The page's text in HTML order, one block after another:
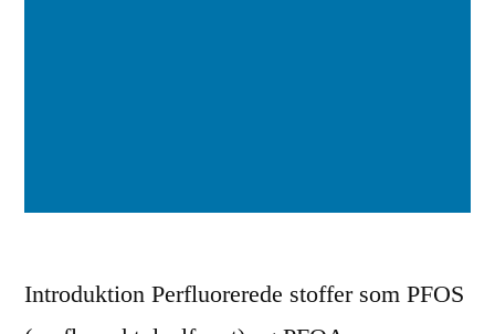
i
h
Introduktion Perfluorerede stoffer som PFOS